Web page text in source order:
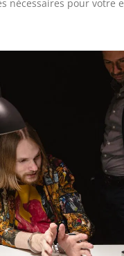
nécessaires pour votre